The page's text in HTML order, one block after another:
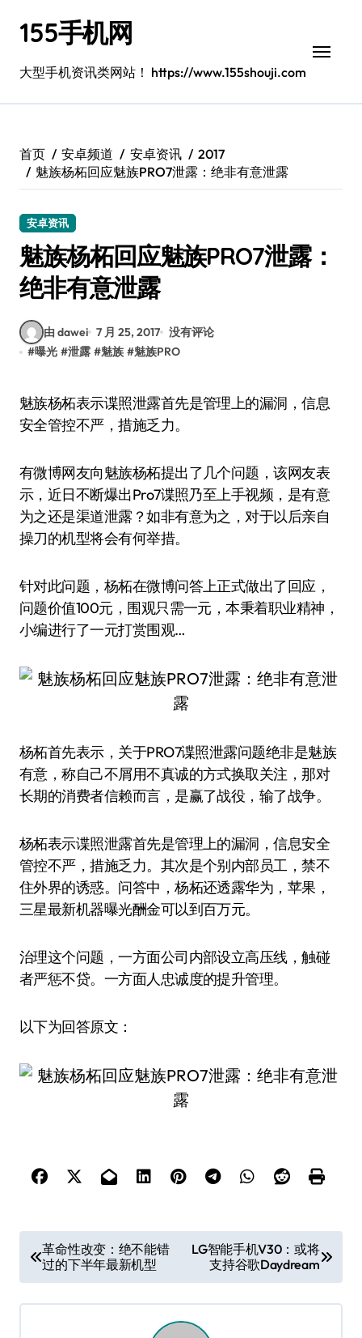
155手机网
大型手机资讯类网站！ https://www.155shouji.com
首页 安卓频道 安卓资讯
2017
魅族杨柘回应魅族PRO7泄露：绝非有意泄露
安卓资讯
魅族杨柘回应魅族PRO7泄露：
绝非有意泄露
由 dawei 7 月 25, 2017 没有评论
#曝光 #泄露 #魅族 #魅族PRO
魅族杨柘表示谍照泄露首先是管理上的漏洞，信息
安全管控不严，措施乏力。
有微博网友向魅族杨柘提出了几个问题，该网友表
示，近日不断爆出Pro7谍照乃至上手视频，是有意
为之还是渠道泄露？如非有意为之，对于以后亲自
操刀的机型将会有何举措。
针对此问题，杨柘在微博问答上正式做出了回应，
问题价值100元，围观只需一元，本秉着职业精神，
小编进行了一元打赏围观…
杨柘首先表示，关于PRO7谍照泄露问题绝非是魅族
有意，称自己不屑用不真诚的方式换取关注，那对
长期的消费者信赖而言，是赢了战役，输了战争。
杨柘表示谍照泄露首先是管理上的漏洞，信息安全
管控不严，措施乏力。其次是个别内部员工，禁不
住外界的诱惑。问答中，杨柘还透露华为，苹果，
三星最新机器曝光酬金可以到百万元。
治理这个问题，一方面公司内部设立高压线，触碰
者严惩不贷。一方面人忠诚度的提升管理。
以下为回答原文：
章
导
革命性改变：绝不能错
过的下半年最新机型
LG智能手机V30：或将
支持谷歌Daydream